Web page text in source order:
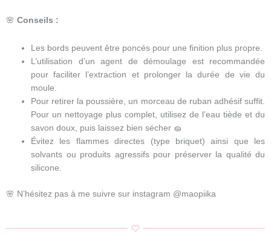
🌸 Conseils :
Les bords peuvent être poncés pour une finition plus propre.
L’utilisation d’un agent de démoulage est recommandée
pour faciliter l’extraction et prolonger la durée de vie du
moule.
Pour retirer la poussière, un morceau de ruban adhésif suffit.
Pour un nettoyage plus complet, utilisez de l’eau tiède et du
savon doux, puis laissez bien sécher 🧽
Évitez les flammes directes (type briquet) ainsi que les
solvants ou produits agressifs pour préserver la qualité du
silicone.
🌸 N’hésitez pas à me suivre sur instagram @maopiika